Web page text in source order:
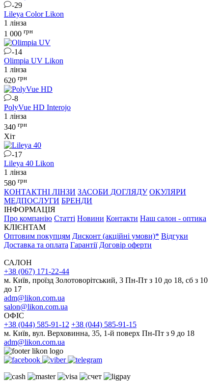
-29
Lileya ColorLikon
1 лінза
1 000 грн
-14
Olimpia UV Likon
1 лінза
620 грн
-8
PolyVue HD Interojo
1 лінза
340 грн
Хіт
-17
Lileya 40 Likon
1 лінза
580 грн
КОНТАКТНІ ЛІНЗИ ЗАСОБИ ДОГЛЯДУ ОКУЛЯРИ
МЕДПОСЛУГИ БРЕНДИ
ІНФОРМАЦІЯ
Про компанію Статті Новини Контакти Наш салон - оптика
КЛІЄНТАМ
Оптовим покупцям Дисконт (акційні умови)* Відгуки
Доставка та оплата Гарантії Договір оферти
САЛОН
+38 (067) 171-22-44
м. Київ, проїзд Золотоворітський, 3 Пн-Пт з 10 до 18, сб з 10
до 17
adm@likon.com.ua
salon@likon.com.ua
ОФІС
+38 (044) 585-91-12 +38 (044) 585-91-15
м. Київ, вул. Верховинна, 35, 1-й поверх Пн-Пт з 9 до 18
adm@likon.com.ua